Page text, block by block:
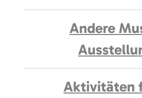
Andere
Aktivitäten